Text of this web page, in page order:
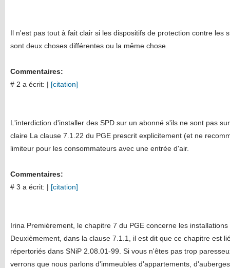
Il n'est pas tout à fait clair si les dispositifs de protection contre les
sont deux choses différentes ou la même chose.
Commentaires:
# 2 a écrit: | [citation]
L'interdiction d'installer des SPD sur un abonné s'ils ne sont pas
claire La clause 7.1.22 du PGE prescrit explicitement (et ne
limiteur pour les consommateurs avec une entrée d'air.
Commentaires:
# 3 a écrit: | [citation]
Irina Premièrement, le chapitre 7 du PGE concerne les
Deuxièmement, dans la clause 7.1.1, il est dit que ce chapitre est
répertoriés dans SNiP 2.08.01-99. Si vous n'êtes pas trop
verrons que nous parlons d'immeubles d'appartements,